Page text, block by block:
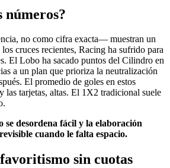
números?
no como cifra exacta— muestran un
cruces recientes, Racing ha sufrido para
El Lobo ha sacado puntos del Cilindro en
a un plan que prioriza la neutralización
El promedio de goles en estos
las tarjetas, altas. El 1X2 tradicional suele
se desordena fácil y la elaboración
cuando le falta espacio.
sin cuotas